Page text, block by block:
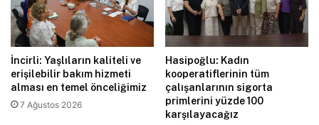
İncirli: Yaşlıların kaliteli ve
erişilebilir bakım hizmeti
alması en temel önceliğimiz
7 Ağustos 2026
Hasipoğlu: Kadın
kooperatiflerinin tüm
çalışanlarının sigorta
primlerini yüzde 100
karşılayacağız